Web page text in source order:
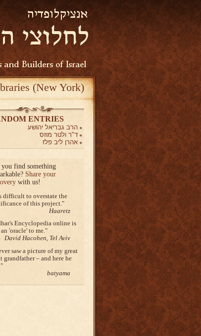
(New York)
ENTRIES
הרב גבריאל יהושע
ד"ר ולטר מוזס
אהרן ליב פלז
find something
Share your
with us!
difficult to overstate the
of this project.
Haaretz
Encyclopedia online is
'oracle' to me.
David Hacohen, Tel Aviv
saw a picture of my great
grandfather – and here he
batyama